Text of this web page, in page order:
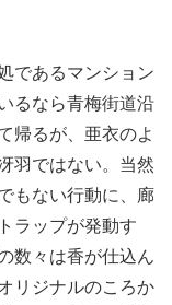
であるマンション
るなら青梅街道沿
帰るが、亜衣のよ
羽ではない。当然
もない行動に、廊
ラップが発動す
数々は香が仕込ん
リジナルのころか